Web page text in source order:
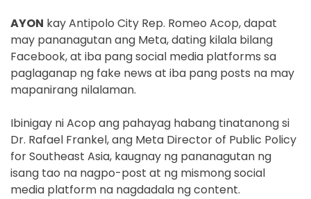
AYON kay Antipolo City Rep. Romeo Acop, dapat
may pananagutan ang Meta, dating kilala bilang
Facebook, at iba pang social media platforms sa
paglaganap ng fake news at iba pang posts na may
mapanirang nilalaman.
Ibinigay ni Acop ang pahayag habang tinatanong si
Dr. Rafael Frankel, ang Meta Director of Public Policy
for Southeast Asia, kaugnay ng pananagutan ng
isang tao na nagpo-post at ng mismong social
media platform na nagdadala ng content.